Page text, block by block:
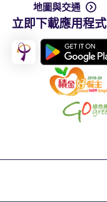
地圖與交通
立即下載應用程式